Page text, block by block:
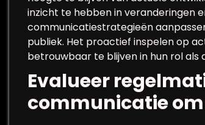
inzicht te hebben in veranderingen
communicatiestrategieën
publiek. Het proactief inspelen op
betrouwbaar te blijven in hun rol
Evalueer
communicatie